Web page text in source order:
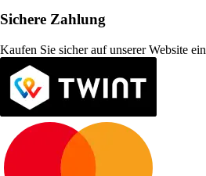
Sichere Zahlung
Kaufen Sie sicher auf unserer Website ein